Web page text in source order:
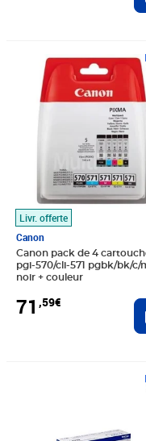
Livr. offerte
Canon
Canon pack de 4
pgi-570/cli-571 pgbk/bk/c/
noir + couleur
71 ,59€
Prix 71,59€